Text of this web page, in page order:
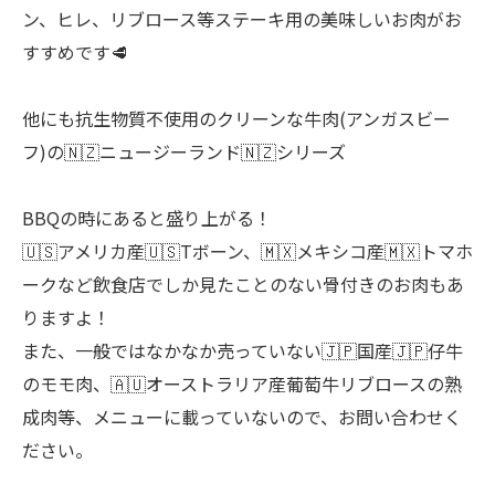
ン、ヒレ、リブロース等ステーキ用の美味しいお肉がお
すすめです🥩
他にも抗生物質不使用のクリーンな牛肉(アンガスビー
フ)の🇳🇿ニュージーランド🇳🇿シリーズ
BBQの時にあると盛り上がる！
🇺🇸アメリカ産🇺🇸Tボーン、🇲🇽メキシコ産🇲🇽トマホ
ークなど飲食店でしか見たことのない骨付きのお肉もあ
りますよ！
また、一般ではなかなか売っていない🇯🇵国産🇯🇵仔牛
のモモ肉、🇦🇺オーストラリア産葡萄牛リブロースの熟
成肉等、メニューに載っていないので、お問い合わせく
ださい。